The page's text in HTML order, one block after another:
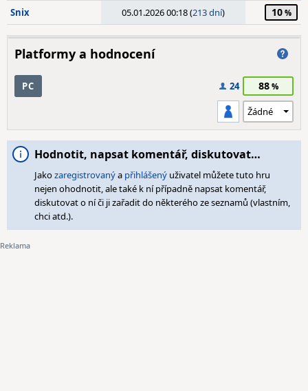
Snix 05.01.2026 00:18 (213 dní) 10
Platformy a hodnocení
PC 24 88
Hodnotit, napsat komentář, diskutovat…
Jakozaregistrovanýa přihlášený uživatel můžete tuto hru
nejen ohodnotit, ale také k ní případně napsat komentář,
diskutovat o ní či ji zařadit do některého ze seznamů (vlastním,
chci atd.).